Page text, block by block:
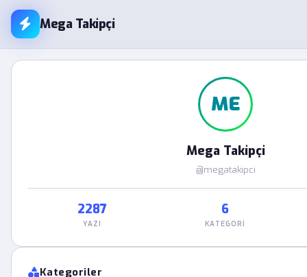
Mega Takipçi
ME
Mega Takipçi
@megatakipci
2287
YAZI
6
KATEGORI
Kategoriler